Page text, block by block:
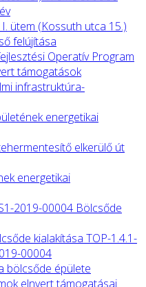
ütem (Kossuth utca 15.)
felújítása
Operatív Program
támogatások
infrastruktúra-
energetikai
elkerülő út
energetikai
2019-00004 Bölcsőde
kialakítása TOP-1.4.1-
00004
bölcsőde épülete
elnyert támogatásai